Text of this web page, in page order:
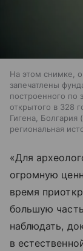
На этом снимке,
запечатлены
построенного по
открытого в 328
Гигена, Болгария
региональная
«Для
огромную
время
большую
наблюдать,
в